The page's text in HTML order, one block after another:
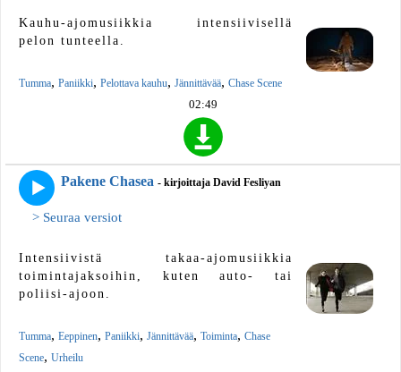
Kauhu-ajomusiikkia intensiivisellä
pelon tunteella.
Tumma, Paniikki, Pelottava kauhu, Jännittävää, Chase Scene
02:49
Pakene Chasea - kirjoittaja David Fesliyan
> Seuraa versiot
Intensiivistä takaa-ajomusiikkia
toimintajaksoihin, kuten auto- tai
poliisi-ajoon.
Tumma, Eeppinen, Paniikki, Jännittävää, Toiminta, Chase
Scene, Urheilu